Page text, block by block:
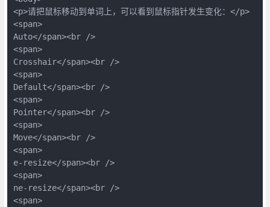
<p>请把鼠标移动到单词上，可以看到鼠标指针发生变化：</p>
<span>
Auto</span><br />
<span>
Crosshair</span><br />
<span>
Default</span><br />
<span>
Pointer</span><br />
<span>
Move</span><br />
<span>
e-resize</span><br />
<span>
ne-resize</span><br />
<span>